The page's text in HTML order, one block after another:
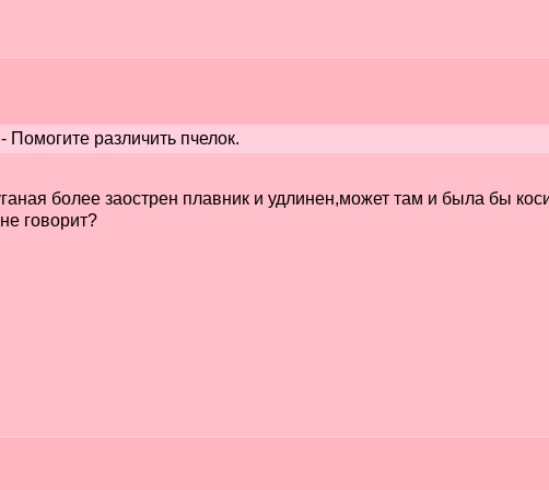
Помогите различить пчелок.
более заострен плавник и удлинен,может там и была бы
говорит?